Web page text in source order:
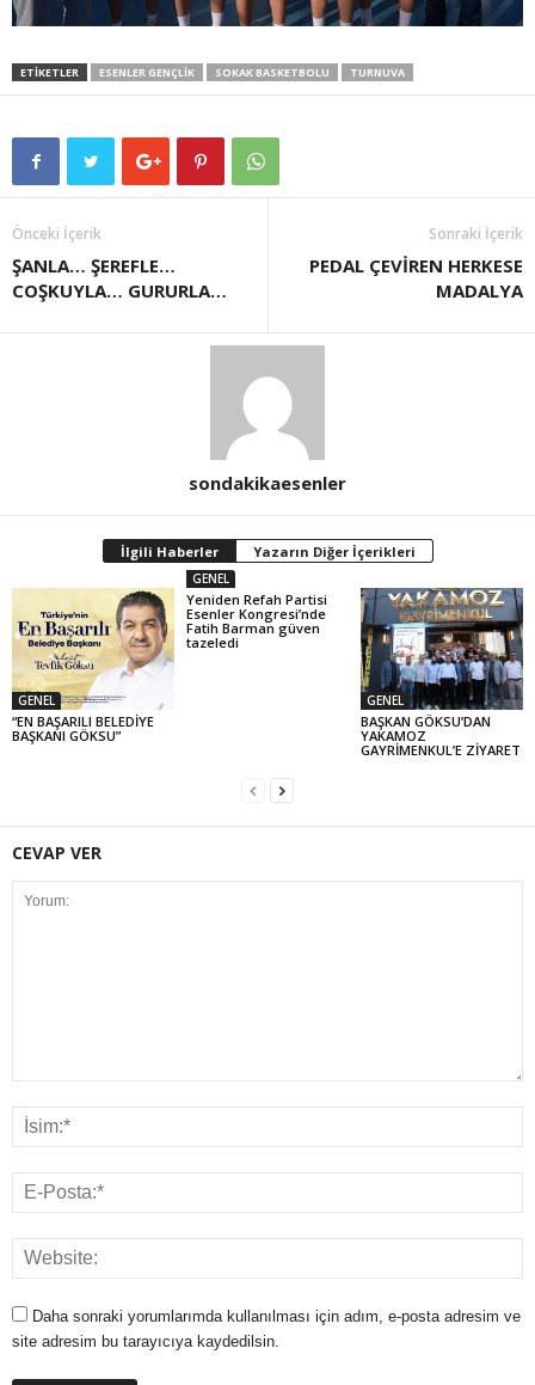
ETIKETLER ESENLER GENÇLIK SOKAK BASKETBOLU TURNUVA
Önceki İçerik
ŞANLA… ŞEREFLE…
COŞKUYLA… GURURLA…
Sonraki İçerik
PEDAL ÇEVİREN HERKESE
MADALYA
sondakikaesenler
İlgili Haberler Yazarın Diğer İçerikleri
GENEL
“EN BAŞARILI BELEDİYE
BAŞKANI GÖKSU”
GENEL
Yeniden Refah Partisi
Esenler Kongresi’nde
Fatih Barman güven
tazeledi
GENEL
BAŞKAN GÖKSU’DAN
YAKAMOZ
GAYRİMENKUL’E ZİYARET
CEVAP VER
Daha sonraki yorumlarımda kullanılması için adım, e-posta adresim ve
site adresim bu tarayıcıya kaydedilsin.